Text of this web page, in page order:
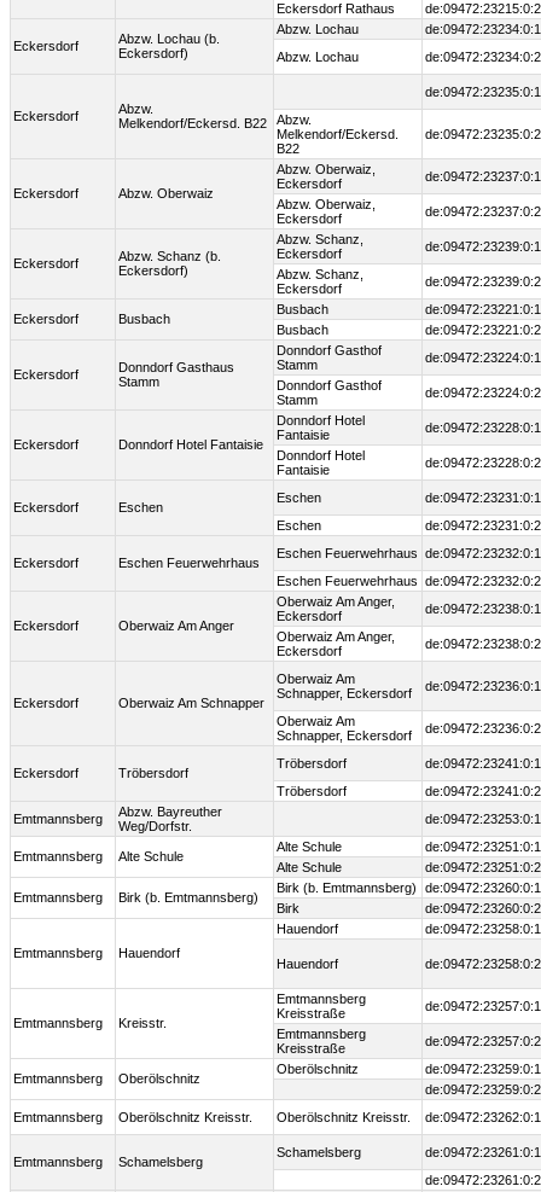
Eckersdorf Rathaus
de:09472:23215:0:2
Eckersdorf
Abzw. Lochau (b.
Eckersdorf)
Abzw. Lochau
de:09472:23234:0:1
Abzw. Lochau
de:09472:23234:0:2
Eckersdorf
Abzw.
Melkendorf/Eckersd. B22
de:09472:23235:0:1
Abzw.
Melkendorf/Eckersd.
B22
de:09472:23235:0:2
Eckersdorf Abzw. Oberwaiz
Abzw. Oberwaiz,
Eckersdorf
de:09472:23237:0:1
Abzw. Oberwaiz,
Eckersdorf
de:09472:23237:0:2
Eckersdorf
Abzw. Schanz (b.
Eckersdorf)
Abzw. Schanz,
Eckersdorf
de:09472:23239:0:1
Abzw. Schanz,
Eckersdorf
de:09472:23239:0:2
Eckersdorf Busbach
Busbach
de:09472:23221:0:1
Busbach
de:09472:23221:0:2
Eckersdorf
Donndorf Gasthaus
Stamm
Donndorf Gasthof
Stamm
de:09472:23224:0:1
Donndorf Gasthof
Stamm
de:09472:23224:0:2
Eckersdorf Donndorf Hotel Fantaisie
Donndorf Hotel
Fantaisie
de:09472:23228:0:1
Donndorf Hotel
Fantaisie
de:09472:23228:0:2
Eckersdorf Eschen
Eschen
de:09472:23231:0:1
Eschen
de:09472:23231:0:2
Eckersdorf Eschen Feuerwehrhaus
Eschen Feuerwehrhaus de:09472:23232:0:1
Eschen Feuerwehrhaus de:09472:23232:0:2
Eckersdorf Oberwaiz Am Anger
Oberwaiz Am Anger,
Eckersdorf
de:09472:23238:0:1
Oberwaiz Am Anger,
Eckersdorf
de:09472:23238:0:2
Eckersdorf Oberwaiz Am Schnapper
Oberwaiz Am
Schnapper, Eckersdorf
de:09472:23236:0:1
Oberwaiz Am
Schnapper, Eckersdorf
de:09472:23236:0:2
Eckersdorf Tröbersdorf
Tröbersdorf
de:09472:23241:0:1
Tröbersdorf
de:09472:23241:0:2
Emtmannsberg
Abzw. Bayreuther
Weg/Dorfstr.
de:09472:23253:0:1
Emtmannsberg Alte Schule
Alte Schule
de:09472:23251:0:1
Alte Schule
de:09472:23251:0:2
Emtmannsberg Birk (b. Emtmannsberg)
Birk (b. Emtmannsberg)
de:09472:23260:0:1
Birk
de:09472:23260:0:2
Emtmannsberg Hauendorf
Hauendorf de:09472:23258:0:1
Hauendorf de:09472:23258:0:2
Emtmannsberg Kreisstr.
Emtmannsberg
Kreisstraße
de:09472:23257:0:1
Emtmannsberg
Kreisstraße
de:09472:23257:0:2
Emtmannsberg Oberölschnitz
Oberölschnitz
de:09472:23259:0:1
de:09472:23259:0:2
Emtmannsberg
Oberölschnitz Kreisstr. Oberölschnitz Kreisstr. de:09472:23262:0:1
Emtmannsberg Schamelsberg
Schamelsberg
de:09472:23261:0:1
de:09472:23261:0:2